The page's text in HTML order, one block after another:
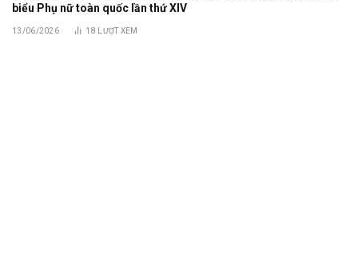
biểu Phụ nữ toàn quốc lần thứ XIV
13/06/2026 18 LƯỢT XEM